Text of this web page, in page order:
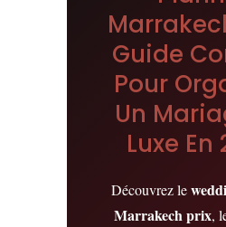
Guide
Pour
Un
Luxe En
Découvrez le
Marrakech prix,